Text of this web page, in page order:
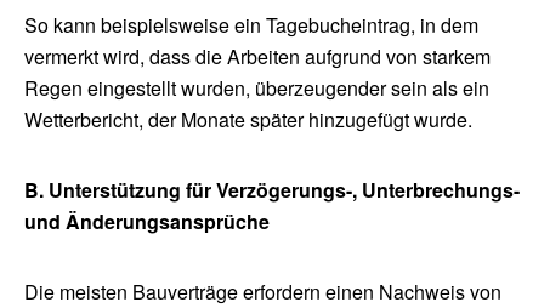
So kann beispielsweise ein Tagebucheintrag, in dem
vermerkt wird, dass die Arbeiten aufgrund von starkem
Regen eingestellt wurden, überzeugender sein als ein
Wetterbericht, der Monate später hinzugefügt wurde.
B. Unterstützung für Verzögerungs-, Unterbrechungs-
und Änderungsansprüche
Die meisten Bauverträge erfordern einen Nachweis von